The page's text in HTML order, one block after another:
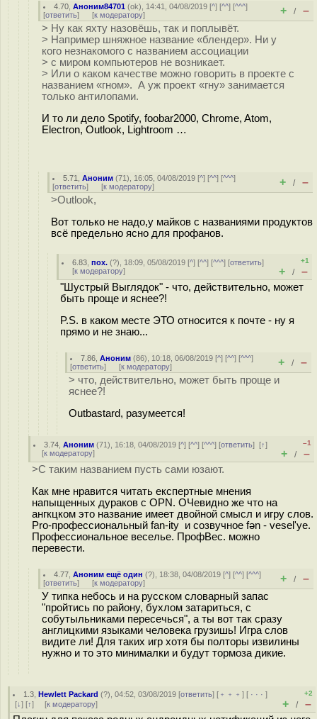
4.70 ,Аноним84701 (ok), 14:41, 04/08/2019 [^] [^^] [^^^]
[ответить] [к модератору] + / –
> Ну как яхту назовёшь, так и поплывёт.
> Например шняжное название «блендер». Ни у
кого незнакомого с названием ассоциации
> с миром компьютеров не возникает.
> Или о каком качестве можно говорить в проекте с
названием «гном». А уж проект «гну» занимается
только антилопами.
И то ли дело Spotify, foobar2000, Chrome, Atom,
Electron, Outlook, Lightroom …
5.71 ,Аноним (71), 16:05, 04/08/2019 [^] [^^] [^^^]
[ответить] [к модератору] + / –
>Outlook,
Вот только не надо,у майков с названиями продуктов
всё предельно ясно для профанов.
6.83 ,пох. (?), 18:09, 05/08/2019 [^] [^^] [^^^] [ответить]
[к модератору]
+1
+ / –
"Шустрый Выглядок" - что, действительно, может
быть проще и яснее?!
P.S. в каком месте ЭТО относится к почте - ну я
прямо и не знаю...
7.86 ,Аноним (86), 10:18, 06/08/2019 [^] [^^] [^^^]
[ответить] [к модератору] + / –
> что, действительно, может быть проще и
яснее?!
Outbastard, разумеется!
3.74 ,Аноним (71), 16:18, 04/08/2019 [^] [^^] [^^^] [ответить][↑]
[к модератору]
–1
+ / –
>С таким названием пусть сами юзают.
Как мне нравится читать експертные мнения
напыщенных дураков с OPN. ОЧевидно же что на
ангкцком это название имеет двойной смысл и игру слов.
Pro-профессиональный fan-ity и созвучное fən - vesel'ye.
Профессиональное веселье. ПрофВес. можно
перевести.
4.77 ,Аноним ещё один (?), 18:38, 04/08/2019 [^] [^^] [^^^]
[ответить] [к модератору] + / –
У типка небось и на русском словарный запас
"пройтись по району, бухлом затариться, с
собутыльниками пересечься", а ты вот так сразу
англицкими языками человека грузишь! Игра слов
видите ли! Для таких игр хотя бы полторы извилины
нужно и то это минималки и будут тормоза дикие.
1.3 ,Hewlett Packard (?), 04:52, 03/08/2019 [ответить] [ ﹢﹢﹢] [ · · ·]
[↓] [↑] [к модератору]
+2
+ / –